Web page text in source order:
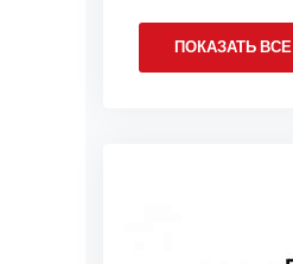
ПОКАЗАТЬ ВСЕ